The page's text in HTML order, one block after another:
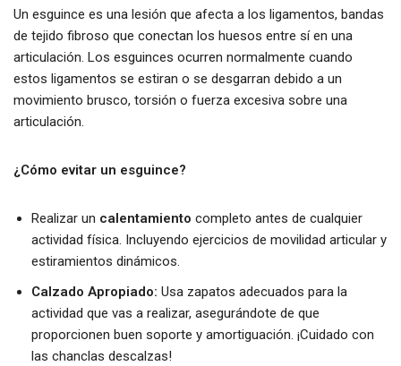
Un esguince es una lesión que afecta a los ligamentos, bandas
de tejido fibroso que conectan los huesos entre sí en una
articulación. Los esguinces ocurren normalmente cuando
estos ligamentos se estiran o se desgarran debido a un
movimiento brusco, torsión o fuerza excesiva sobre una
articulación.
¿Cómo evitar un esguince?
Realizar un calentamiento completo antes de cualquier
actividad física. Incluyendo ejercicios de movilidad articular y
estiramientos dinámicos.
Calzado Apropiado: Usa zapatos adecuados para la
actividad que vas a realizar, asegurándote de que
proporcionen buen soporte y amortiguación. ¡Cuidado con
las chanclas descalzas!